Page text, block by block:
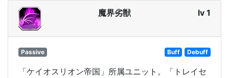
魔界劣獣 lv 1
Passive Buff Debuff
「ケイオスリオン帝国」所属ユニット。「トレイセ